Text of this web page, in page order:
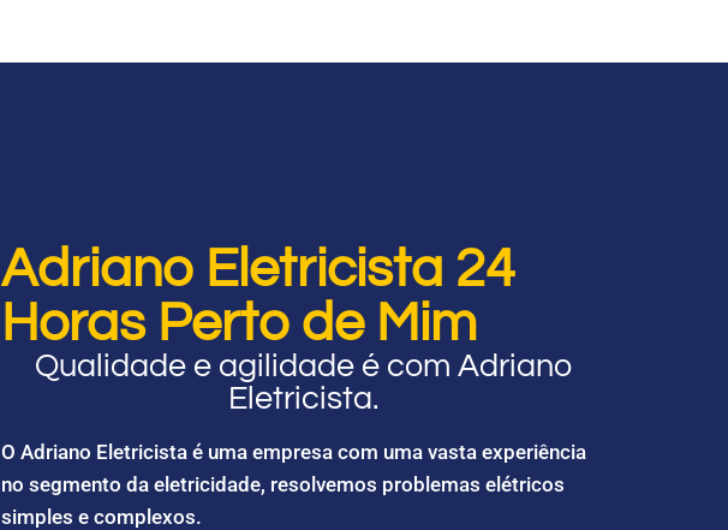
Adriano Eletricista 24
Horas Perto de Mim
Qualidade e agilidade é com Adriano
Eletricista.
O Adriano Eletricista é uma empresa com uma vasta experiência
no segmento da eletricidade, resolvemos problemas elétricos
simples e complexos.